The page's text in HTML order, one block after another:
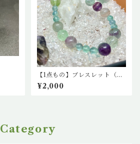
【1点もの】ブレスレット（希
少ブルーフローライトと薔薇
カットフローライト）
¥2,000
Category